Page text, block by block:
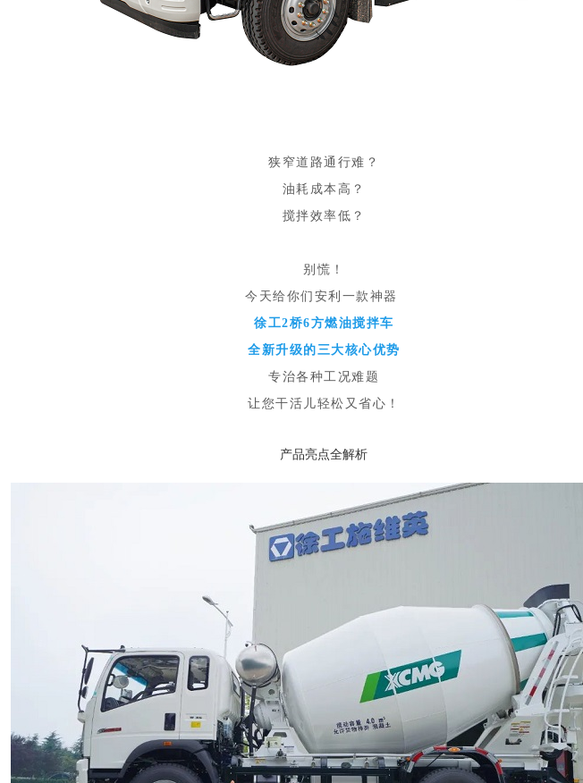
狭窄道路通行难？
油耗成本高？
搅拌效率低？
别慌！
今天给你们安利一款神器
徐工2桥6方燃油搅拌车
全新升级的三大核心优势
专治各种工况难题
让您干活儿轻松又省心！
产品亮点全解析